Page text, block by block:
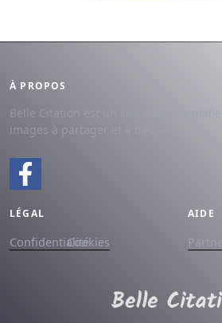
À PROPOS
Belle Citation est un site avec des
images à partager et à dédier.
LÉGAL
ConfidentialitéCookies
AIDE